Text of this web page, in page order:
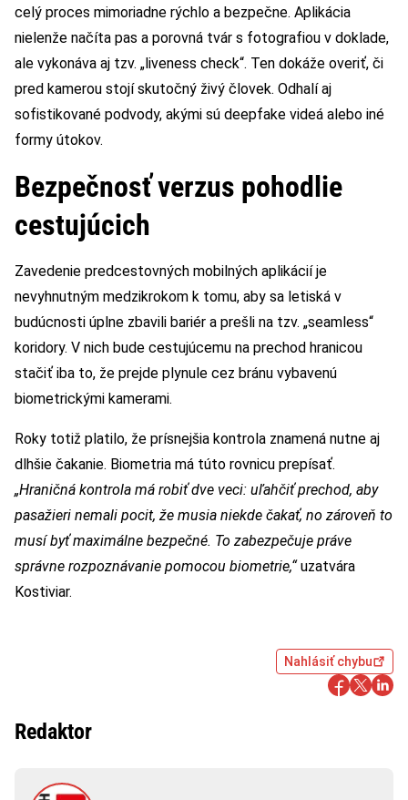
celý proces mimoriadne rýchlo a bezpečne. Aplikácia
nielenže načíta pas a porovná tvár s fotografiou v doklade,
ale vykonáva aj tzv. „liveness check“. Ten dokáže overiť, či
pred kamerou stojí skutočný živý človek. Odhalí aj
sofistikované podvody, akými sú deepfake videá alebo iné
formy útokov.
Bezpečnosť verzus pohodlie
cestujúcich
Zavedenie predcestovných mobilných aplikácií je
nevyhnutným medzikrokom k tomu, aby sa letiská v
budúcnosti úplne zbavili bariér a prešli na tzv. „seamless“
koridory. V nich bude cestujúcemu na prechod hranicou
stačiť iba to, že prejde plynule cez bránu vybavenú
biometrickými kamerami.
Roky totiž platilo, že prísnejšia kontrola znamená nutne aj
dlhšie čakanie. Biometria má túto rovnicu prepísať.
„Hraničná kontrola má robiť dve veci: uľahčiť prechod, aby
pasažieri nemali pocit, že musia niekde čakať, no zároveň to
musí byť maximálne bezpečné. To zabezpečuje práve
správne rozpoznávanie pomocou biometrie,“uzatvára
Kostiviar.
Nahlásiť chybu
Redaktor